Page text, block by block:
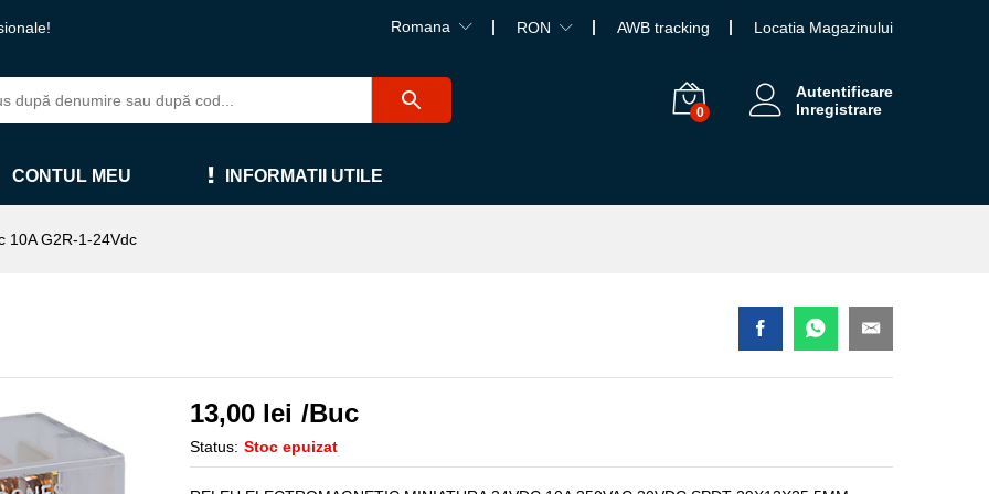
Romana RON AWB tracking Locatia Magazinului
0
Autentificare
Inregistrare
CONTUL MEU INFORMATII UTILE
10A G2R-1-24Vdc
13,00 lei /Buc
Status: Stoc epuizat